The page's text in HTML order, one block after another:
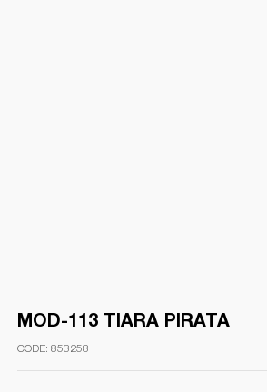
MOD-113 TIARA PIRATA
853258